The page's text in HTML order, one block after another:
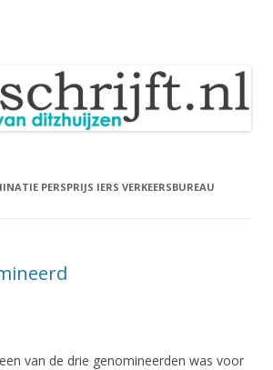
PERSPRIJS IERS VERKEERSBUREAU
van de drie genomineerden was voor